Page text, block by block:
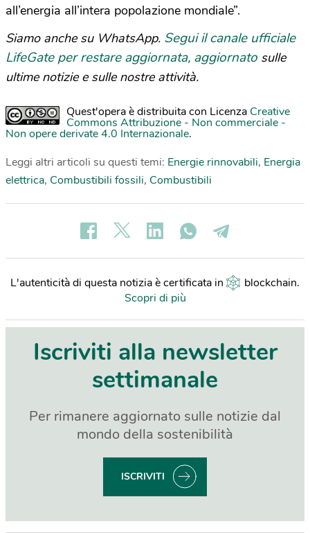
all’energia all’intera popolazione mondiale”.
Siamo anche su WhatsApp. Segui il canale ufficiale
LifeGate per restare aggiornata, aggiornato sulle
ultime notizie e sulle nostre attività.
Quest'opera è distribuita con Licenza Creative
Commons Attribuzione - Non commerciale -
Non opere derivate 4.0 Internazionale.
Leggi altri articoli su questi temi: Energie rinnovabili, Energia
elettrica, Combustibili fossili, Combustibili
L'autenticità di questa notizia è certificata in blockchain.
Scopri di più
Iscriviti alla newsletter
settimanale
Per rimanere aggiornato sulle notizie dal
mondo della sostenibilità
ISCRIVITI